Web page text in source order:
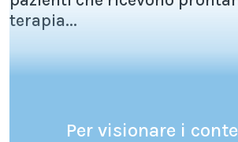
terapia...
Per visionare i